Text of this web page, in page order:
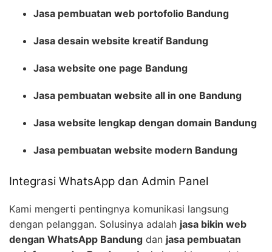
Jasa pembuatan web portofolio Bandung
Jasa desain website kreatif Bandung
Jasa website one page Bandung
Jasa pembuatan website all in one Bandung
Jasa website lengkap dengan domain Bandung
Jasa pembuatan website modern Bandung
Integrasi WhatsApp dan Admin Panel
Kami mengerti pentingnya komunikasi langsung
dengan pelanggan. Solusinya adalah jasa bikin web
dengan WhatsApp Bandung dan jasa pembuatan